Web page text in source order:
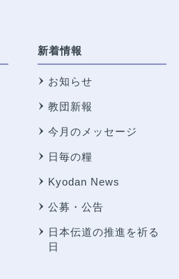
新着情報
お知らせ
教団新報
今月のメッセージ
日毎の糧
Kyodan News
公募・公告
日本伝道の推進を祈る
日